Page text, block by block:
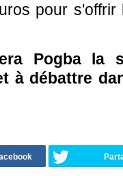
pour s'offrir
Pogba la
à débattre